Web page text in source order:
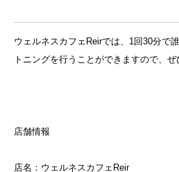
ウェルネスカフェReirでは、1回30分で
トニングを行うことができますので、ぜ
店舗情報
店名：ウェルネスカフェReir